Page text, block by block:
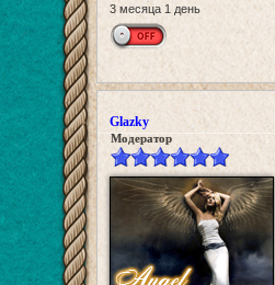
3 месяца 1 день
Glazky
Модератор